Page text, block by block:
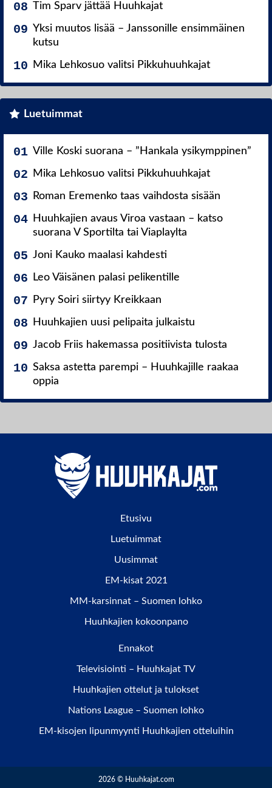
Tim Sparv jättää Huuhkajat
Yksi muutos lisää – Janssonille ensimmäinen
kutsu
Mika Lehkosuo valitsi Pikkuhuuhkajat
Luetuimmat
Ville Koski suorana – ”Hankala ysikymppinen”
Mika Lehkosuo valitsi Pikkuhuuhkajat
Roman Eremenko taas vaihdosta sisään
Huuhkajien avaus Viroa vastaan – katso
suorana V Sportilta tai Viaplaylta
Joni Kauko maalasi kahdesti
Leo Väisänen palasi pelikentille
Pyry Soiri siirtyy Kreikkaan
Huuhkajien uusi pelipaita julkaistu
Jacob Friis hakemassa positiivista tulosta
Saksa astetta parempi – Huuhkajille raakaa
oppia
Etusivu
Luetuimmat
Uusimmat
EM-kisat 2021
MM-karsinnat – Suomen lohko
Huuhkajien kokoonpano
Ennakot
Televisiointi – Huuhkajat TV
Huuhkajien ottelut ja tulokset
Nations League – Suomen lohko
EM-kisojen lipunmyynti Huuhkajien otteluihin
2026 © Huuhkajat.com